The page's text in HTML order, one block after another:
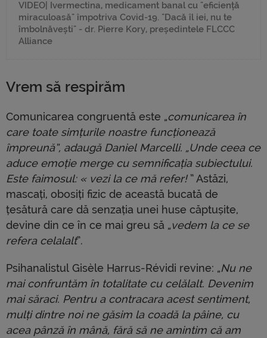
VIDEO| Ivermectina, medicament banal cu "eficiență
miraculoasă" împotriva Covid-19. "Dacă îl iei, nu te
îmbolnăvești" - dr. Pierre Kory, președintele FLCCC
Alliance
Vrem să respirăm
Comunicarea congruentă este „comunicarea în
care toate simțurile noastre funcționează
împreună”, adaugă Daniel Marcelli. „Unde ceea ce
aduce emoție merge cu semnificația subiectului.
Este faimosul: « vezi la ce mă refer!” Astăzi,
mascați, obosiți fizic de această bucată de
țesătură care dă senzația unei huse căptușite,
devine din ce în ce mai greu să „vedem la ce se
refera celalalt”.
Psihanalistul Gisèle Harrus-Révidi revine: „Nu ne
mai confruntăm în totalitate cu celălalt. Devenim
mai săraci. Pentru a contracara acest sentiment,
mulți dintre noi ne găsim la coadă la pâine, cu
acea pânză în mână, fără să ne amintim că am